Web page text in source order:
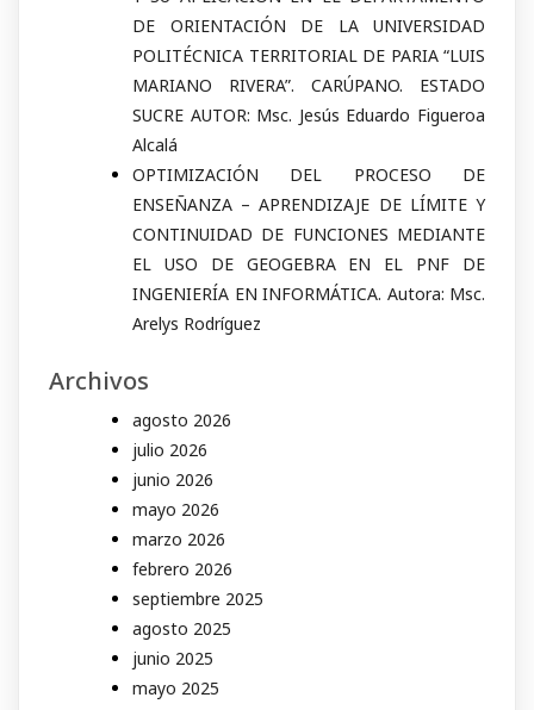
DE ORIENTACIÓN DE LA UNIVERSIDAD
POLITÉCNICA TERRITORIAL DE PARIA “LUIS
MARIANO RIVERA”. CARÚPANO. ESTADO
SUCRE AUTOR: Msc. Jesús Eduardo Figueroa
Alcalá
OPTIMIZACIÓN DEL PROCESO DE
ENSEÑANZA – APRENDIZAJE DE LÍMITE Y
CONTINUIDAD DE FUNCIONES MEDIANTE
EL USO DE GEOGEBRA EN EL PNF DE
INGENIERÍA EN INFORMÁTICA. Autora: Msc.
Arelys Rodríguez
Archivos
agosto 2026
julio 2026
junio 2026
mayo 2026
marzo 2026
febrero 2026
septiembre 2025
agosto 2025
junio 2025
mayo 2025